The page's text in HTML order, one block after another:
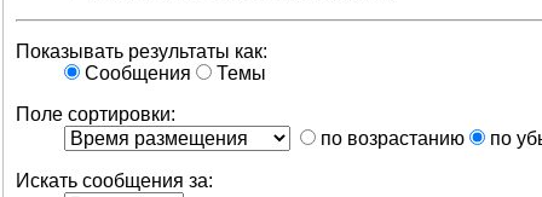
Показывать результаты как:
Сообщения
Темы
Поле сортировки:
по возрастанию
по
Искать сообщения за: